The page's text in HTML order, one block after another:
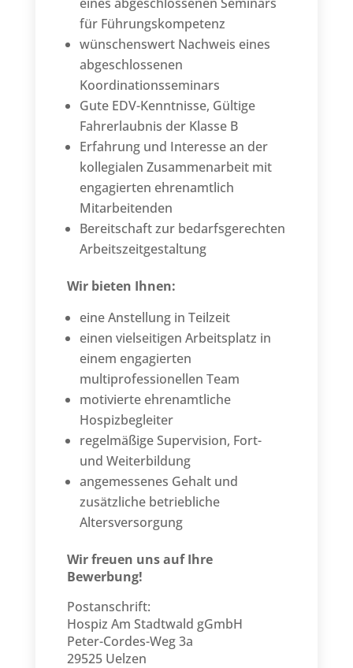
für Führungskompetenz
wünschenswert Nachweis eines
abgeschlossenen
Koordinationsseminars
Gute EDV-Kenntnisse, Gültige
Fahrerlaubnis der Klasse B
Erfahrung und Interesse an der
kollegialen Zusammenarbeit mit
engagierten ehrenamtlich
Mitarbeitenden
Bereitschaft zur bedarfsgerechten
Arbeitszeitgestaltung
Wir bieten Ihnen:
eine Anstellung in Teilzeit
einen vielseitigen Arbeitsplatz in
einem engagierten
multiprofessionellen Team
motivierte ehrenamtliche
Hospizbegleiter
regelmäßige Supervision, Fort-
und Weiterbildung
angemessenes Gehalt und
zusätzliche betriebliche
Altersversorgung
Wir freuen uns auf Ihre
Bewerbung!
Postanschrift:
Hospiz Am Stadtwald gGmbH
Peter-Cordes-Weg 3a
29525 Uelzen